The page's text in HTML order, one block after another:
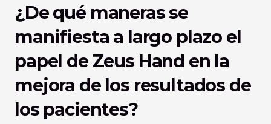
¿De qué maneras se
manifiesta a largo plazo el
papel de Zeus Hand en la
mejora de los resultados de
los pacientes?